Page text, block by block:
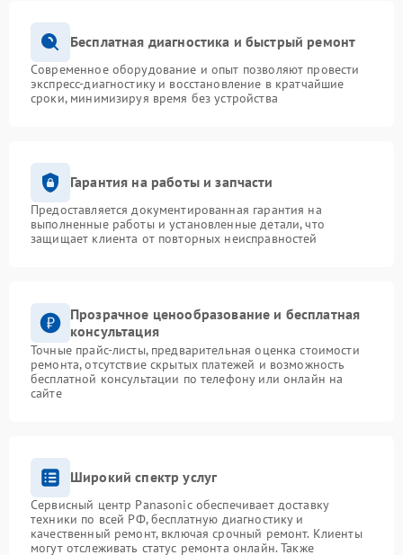
Бесплатная диагностика и быстрый ремонт
Современное оборудование и опыт позволяют провести
экспресс-диагностику и восстановление в кратчайшие
сроки, минимизируя время без устройства
Гарантия на работы и запчасти
Предоставляется документированная гарантия на
выполненные работы и установленные детали, что
защищает клиента от повторных неисправностей
Прозрачное ценообразование и бесплатная
консультация
Точные прайс-листы, предварительная оценка стоимости
ремонта, отсутствие скрытых платежей и возможность
бесплатной консультации по телефону или онлайн на
сайте
Широкий спектр услуг
Сервисный центр Panasonic обеспечивает доставку
техники по всей РФ, бесплатную диагностику и
качественный ремонт, включая срочный ремонт. Клиенты
могут отслеживать статус ремонта онлайн. Также